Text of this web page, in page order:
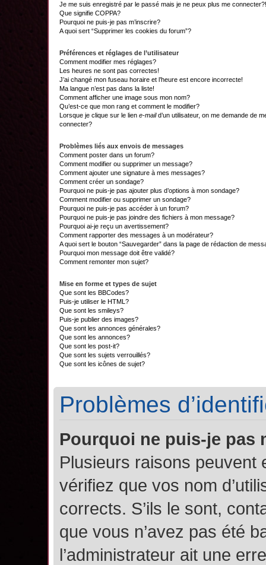
Je me suis enregistré par le passé mais je ne peux plus me connecter?!
Que signifie COPPA?
Pourquoi ne puis-je pas m’inscrire?
A quoi sert “Supprimer les cookies du forum”?
Préférences et réglages de l’utilisateur
Comment modifier mes réglages?
Les heures ne sont pas correctes!
J’ai changé mon fuseau horaire et l’heure est encore incorrecte!
Ma langue n’est pas dans la liste!
Comment afficher une image sous mon nom?
Qu’est-ce que mon rang et comment le modifier?
Lorsque je clique sur le lien e-maild’un utilisateur, on me demande de
connecter?
Problèmes liés aux envois de messages
Comment poster dans un forum?
Comment modifier ou supprimer un message?
Comment ajouter une signature à mes messages?
Comment créer un sondage?
Pourquoi ne puis-je pas ajouter plus d’options à mon sondage?
Comment modifier ou supprimer un sondage?
Pourquoi ne puis-je pas accéder à un forum?
Pourquoi ne puis-je pas joindre des fichiers à mon message?
Pourquoi ai-je reçu un avertissement?
Comment rapporter des messages à un modérateur?
A quoi sert le bouton “Sauvegarder” dans la page de rédaction de
Pourquoi mon message doit être validé?
Comment remonter mon sujet?
Mise en forme et types de sujet
Que sont les BBCodes?
Puis-je utiliser le HTML?
Que sont les smileys?
Puis-je publier des images?
Que sont les annonces générales?
Que sont les annonces?
Que sont les post-it?
Que sont les sujets verrouillés?
Que sont les icônes de sujet?
Problèmes
Pourquoi ne puis-je pas
Plusieurs raisons peuvent
vérifiez que vos nom
corrects. S’ils le sont,
que vous n’avez pas été
l’administrateur ait une